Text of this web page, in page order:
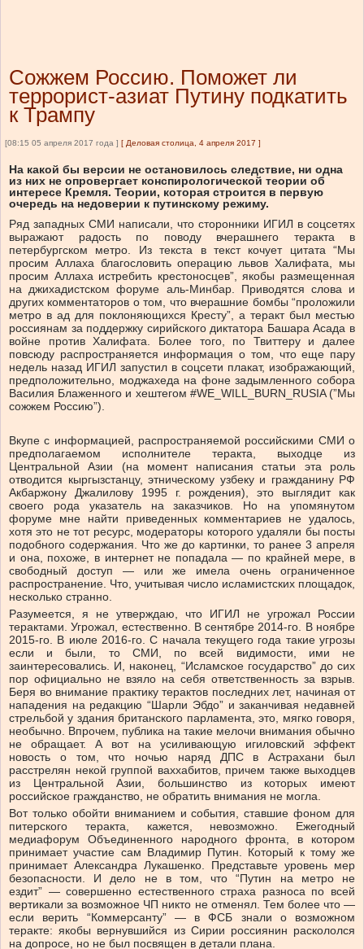
Сожжем Россию. Поможет ли
террорист-азиат Путину подкатить
к Трампу
[08:15 05 апреля 2017 года ] [ Деловая столица, 4 апреля 2017 ]
На какой бы версии не остановилось следствие, ни одна
из них не опровергает конспирологической теории об
интересе Кремля. Теории, которая строится в первую
очередь на недоверии к путинскому режиму.
Ряд западных СМИ написали, что сторонники ИГИЛ в соцсетях
выражают радость по поводу вчерашнего теракта в
петербургском метро. Из текста в текст кочует цитата “Мы
просим Аллаха благословить операцию львов Халифата, мы
просим Аллаха истребить крестоносцев”, якобы размещенная
на джихадистском форуме аль-Минбар. Приводятся слова и
других комментаторов о том, что вчерашние бомбы “проложили
метро в ад для поклоняющихся Кресту”, а теракт был местью
россиянам за поддержку сирийского диктатора Башара Асада в
войне против Халифата. Более того, по Твиттеру и далее
повсюду распространяется информация о том, что еще пару
недель назад ИГИЛ запустил в соцсети плакат, изображающий,
предположительно, моджахеда на фоне задымленного собора
Василия Блаженного и хештегом #WE_WILL_BURN_RUSIA (”Мы
сожжем Россию”).
Вкупе с информацией, распространяемой российскими СМИ о
предполагаемом исполнителе теракта, выходце из
Центральной Азии (на момент написания статьи эта роль
отводится кыргызстанцу, этническому узбеку и гражданину РФ
Акбаржону Джалилову 1995 г. рождения), это выглядит как
своего рода указатель на заказчиков. Но на упомянутом
форуме мне найти приведенных комментариев не удалось,
хотя это не тот ресурс, модераторы которого удаляли бы посты
подобного содержания. Что же до картинки, то ранее 3 апреля
и она, похоже, в интернет не попадала — по крайней мере, в
свободный доступ — или же имела очень ограниченное
распространение. Что, учитывая число исламистских площадок,
несколько странно.
Разумеется, я не утверждаю, что ИГИЛ не угрожал России
терактами. Угрожал, естественно. В сентябре 2014-го. В ноябре
2015-го. В июле 2016-го. С начала текущего года такие угрозы
если и были, то СМИ, по всей видимости, ими не
заинтересовались. И, наконец, “Исламское государство” до сих
пор официально не взяло на себя ответственность за взрыв.
Беря во внимание практику терактов последних лет, начиная от
нападения на редакцию “Шарли Эбдо” и заканчивая недавней
стрельбой у здания британского парламента, это, мягко говоря,
необычно. Впрочем, публика на такие мелочи внимания обычно
не обращает. А вот на усиливающую игиловский эффект
новость о том, что ночью наряд ДПС в Астрахани был
расстрелян некой группой ваххабитов, причем также выходцев
из Центральной Азии, большинство из которых имеют
российское гражданство, не обратить внимания не могла.
Вот только обойти вниманием и события, ставшие фоном для
питерского теракта, кажется, невозможно. Ежегодный
медиафорум Объединенного народного фронта, в котором
принимает участие сам Владимир Путин. Который к тому же
принимает Александра Лукашенко. Представьте уровень мер
безопасности. И дело не в том, что “Путин на метро не
ездит” — совершенно естественного страха разноса по всей
вертикали за возможное ЧП никто не отменял. Тем более что —
если верить “Коммерсанту” — в ФСБ знали о возможном
теракте: якобы вернувшийся из Сирии россиянин раскололся
на допросе, но не был посвящен в детали плана.